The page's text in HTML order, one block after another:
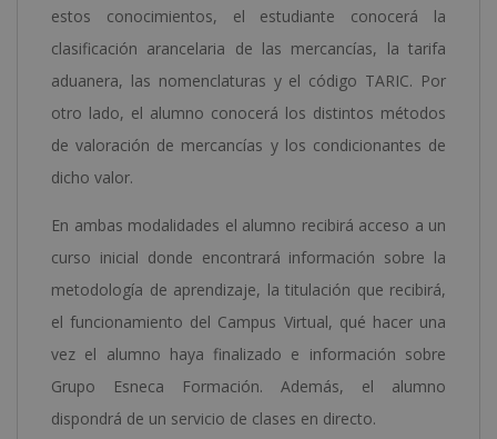
estos conocimientos, el estudiante conocerá la
clasificación arancelaria de las mercancías, la tarifa
aduanera, las nomenclaturas y el código TARIC. Por
otro lado, el alumno conocerá los distintos métodos
de valoración de mercancías y los condicionantes de
dicho valor.
En ambas modalidades el alumno recibirá acceso a un
curso inicial donde encontrará información sobre la
metodología de aprendizaje, la titulación que recibirá,
el funcionamiento del Campus Virtual, qué hacer una
vez el alumno haya finalizado e información sobre
Grupo Esneca Formación. Además, el alumno
dispondrá de un servicio de clases en directo.